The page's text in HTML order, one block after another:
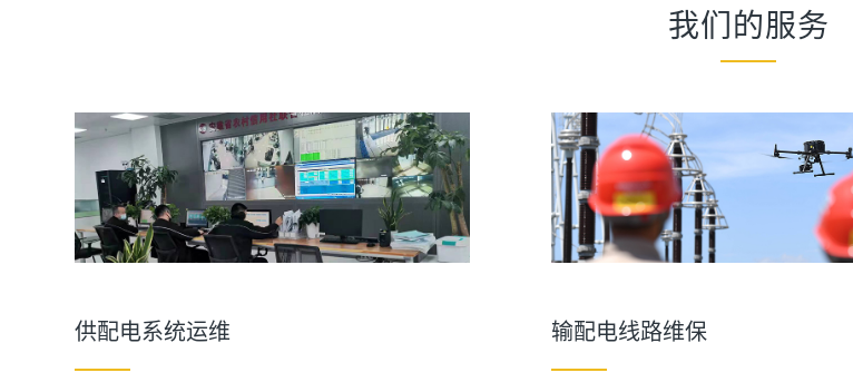
我们的服务
供配电系统运维 输配电线路维保